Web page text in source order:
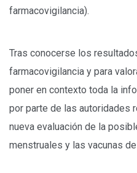
farmacovigilancia).
Tras conocerse los
farmacovigilancia y para
poner en contexto toda la
por parte de las autoridades
nueva evaluación de la
menstruales y las vacunas